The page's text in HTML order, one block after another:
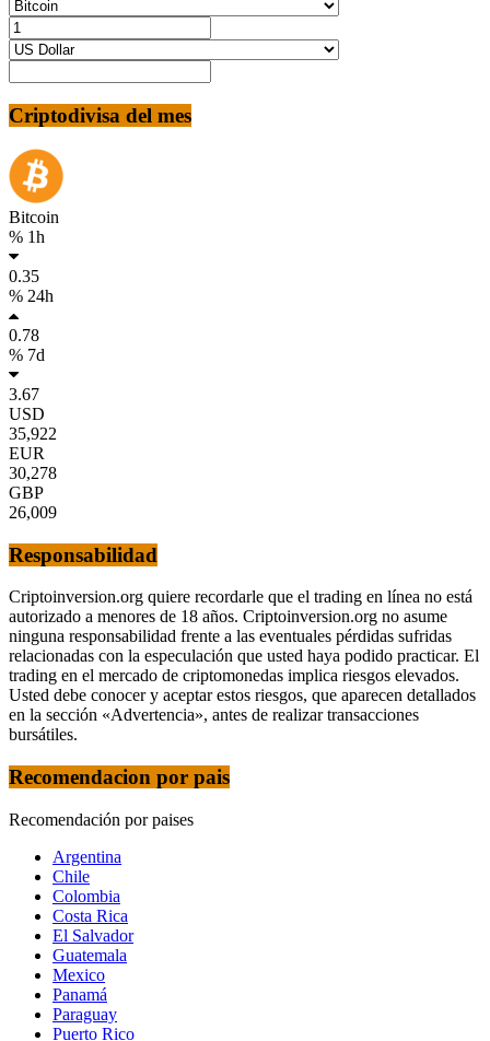
Criptodivisa del mes
Bitcoin
% 1h
0.35
% 24h
0.78
% 7d
3.67
USD
35,922
EUR
30,278
GBP
26,009
Responsabilidad
Criptoinversion.org quiere recordarle que el trading en línea no está
autorizado a menores de 18 años. Criptoinversion.org no asume
ninguna responsabilidad frente a las eventuales pérdidas sufridas
relacionadas con la especulación que usted haya podido practicar. El
trading en el mercado de criptomonedas implica riesgos elevados.
Usted debe conocer y aceptar estos riesgos, que aparecen detallados
en la sección «Advertencia», antes de realizar transacciones
bursátiles.
Recomendacion por pais
Recomendación por paises
Argentina
Chile
Colombia
Costa Rica
El Salvador
Guatemala
Mexico
Panamá
Paraguay
Puerto Rico